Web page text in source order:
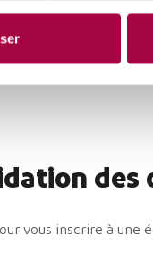
niveau (selon la
et remplissezce
des
vous inscrire à une